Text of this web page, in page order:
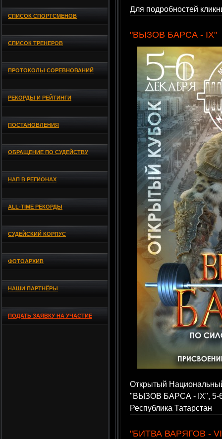
СПИСОК СПОРТСМЕНОВ
СПИСОК ТРЕНЕРОВ
ПРОТОКОЛЫ СОРЕВНОВАНИЙ
РЕКОРДЫ И РЕЙТИНГИ
ПОСТАНОВЛЕНИЯ
ОБРАЩЕНИЕ ПО СУДЕЙСТВУ
НАП В РЕГИОНАХ
ALL-TIME РЕКОРДЫ
СУДЕЙСКИЙ КОРПУС
ФОТОАРХИВ
НАШИ ПАРТНЁРЫ
ПОДАТЬ ЗАЯВКУ НА УЧАСТИЕ
Для подробностей
"ВЫЗОВ БАРСА - IX"
Открытый
"ВЫЗОВ БАРСА - IX", 5-6
Республика Татарстан
"БИТВА ВАРЯГОВ -